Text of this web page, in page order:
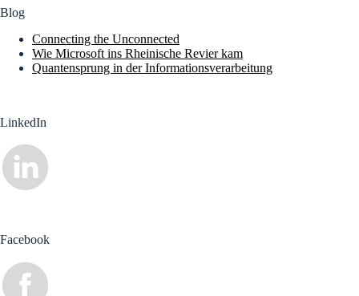
Blog
Connecting the Unconnected
Wie Microsoft ins Rheinische Revier kam
Quantensprung in der Informationsverarbeitung
LinkedIn
Facebook